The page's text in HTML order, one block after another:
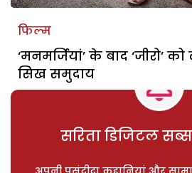
फिल्म
‘मनमर्जियां’ के बाद ‘जीरो’
सिख समुदाय
सरिता डिजिटल